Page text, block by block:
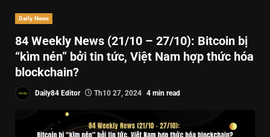
Daily News
84 Weekly News (21/10 – 27/10): Bitcoin bị
“kìm nén” bởi tin tức, Việt Nam hợp thức hóa
blockchain?
Daily84 Editor Th10 27, 2024 4 min read